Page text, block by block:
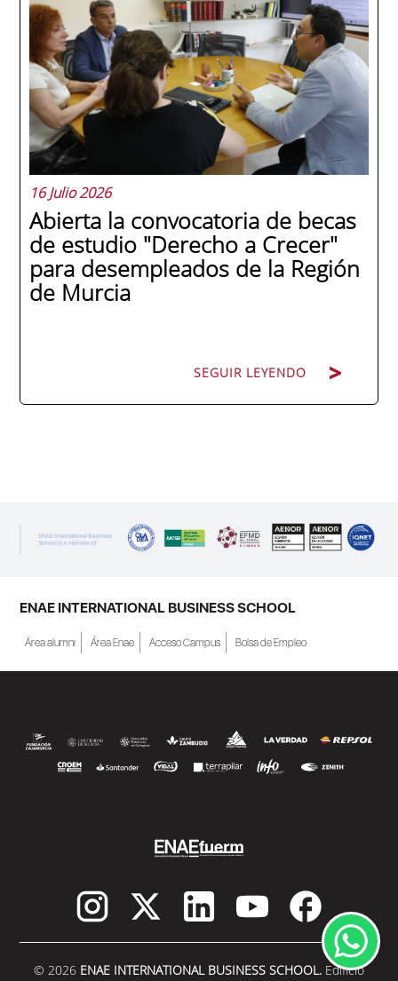
internacionales de la historia de la escuela
en una ceremonia celebrada en Murcia
con 44 grados y más de 600 asistentes.
Ricardo Navarro, vicepresidente senior de
Generac Power Systems en Estados Unidos
y antiguo alumno...
16 Julio 2026
Abierta la convocatoria de becas
de estudio "Derecho a Crecer"
para desempleados de la Región
de Murcia
SEGUIR LEYENDO
a Crecer". El programa está dirigido a
personas inscritas como demandantes de
becas de estudio parciales (50%), además
de al menos una beca...
ENAE INTERNATIONAL BUSINESS SCHOOL
Área alumni Área Enae Acceso Campus Bolsa de Empleo
© 2026 ENAE INTERNATIONAL BUSINESS SCHOOL. Edificio